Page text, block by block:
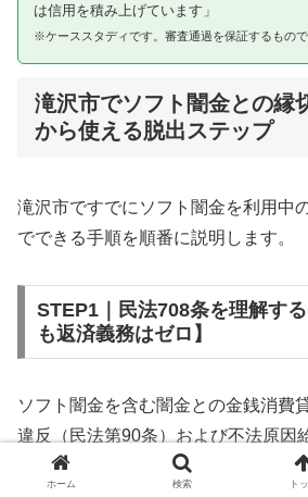
は信用を積み上げています」
※ケーススタディです。審査通過を保証するもの
滝沢市でソフト闇金との縁
から使える脱出ステップ
滝沢市ですでにソフト闇金を利用中
でできる手順を順番に説明します。
STEP1｜民法708条を理解す
も返済義務はゼロ】
ソフト闇金を含む闇金との金銭消費
違反（民法第90条）および不法原因
に該当するため、法的には無効です
ホーム 検索 ト